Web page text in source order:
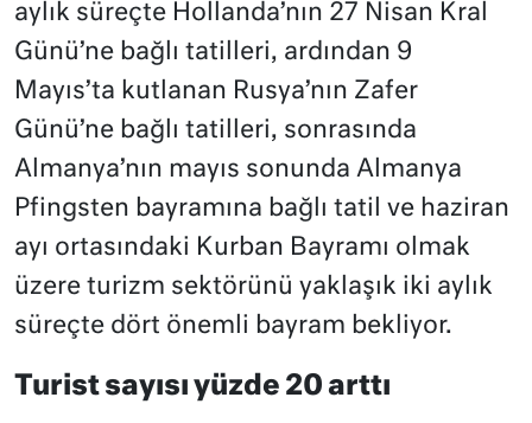
aylık süreçte Hollanda’nın 27 Nisan Kral
Günü’ne bağlı tatilleri, ardından 9
Mayıs’ta kutlanan Rusya’nın Zafer
Günü’ne bağlı tatilleri, sonrasında
Almanya’nın mayıs sonunda Almanya
Pfingsten bayramına bağlı tatil ve haziran
ayı ortasındaki Kurban Bayramı olmak
üzere turizm sektörünü yaklaşık iki aylık
süreçte dört önemli bayram bekliyor.
Turist sayısı yüzde 20 arttı